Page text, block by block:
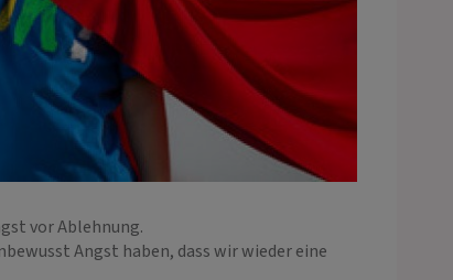
vor Ablehnung.
Angst haben, dass wir wieder eine